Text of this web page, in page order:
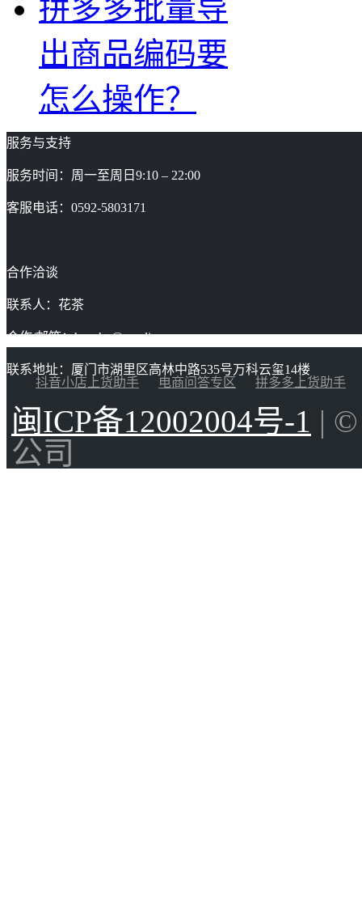
拼多多批量导
出商品编码要
怎么操作？
服务与支持
服务时间：周一至周日9:10 – 22:00
客服电话：0592-5803171
合作洽谈
联系人：花茶
合作/邮箱：huacha@gaoding.com
联系地址：厦门市湖里区高林中路535号万科云玺14楼
抖音小店上货助手
电商问答专区 拼多多上货助手
闽ICP备12002004号-1 |
公司